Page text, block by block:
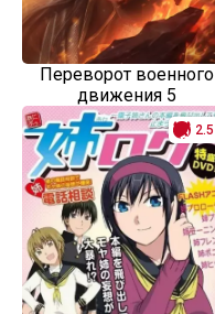
Переворот военного
движения 5
2.5